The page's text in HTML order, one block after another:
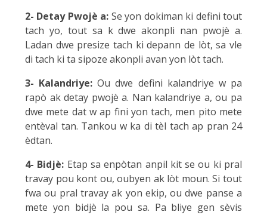
2- Detay Pwojè a: Se yon dokiman ki defini tout
tach yo, tout sa k dwe akonpli nan pwojè a.
Ladan dwe presize tach ki depann de lòt, sa vle
di tach ki ta sipoze akonpli avan yon lòt tach.
3- Kalandriye: Ou dwe defini kalandriye w pa
rapò ak detay pwojè a. Nan kalandriye a, ou pa
dwe mete dat w ap fini yon tach, men pito mete
entèval tan. Tankou w ka di tèl tach ap pran 24
èdtan.
4- Bidjè: Etap sa enpòtan anpil kit se ou ki pral
travay pou kont ou, oubyen ak lòt moun. Si tout
fwa ou pral travay ak yon ekip, ou dwe panse a
mete yon bidjè la pou sa. Pa bliye gen sèvis